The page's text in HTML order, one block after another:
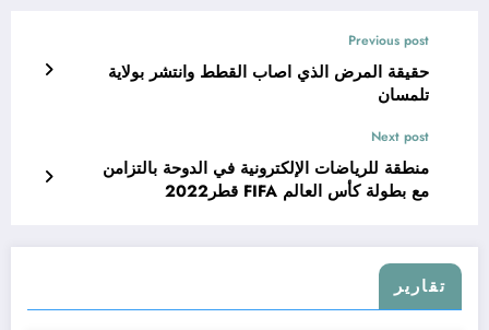
Previous post
حقيقة المرض الذي اصاب القطط وانتشر بولاية
تلمسان
Next post
منطقة للرياضات الإلكترونية في الدوحة بالتزامن
مع بطولة كأس العالم FIFA قطر2022
تقارير